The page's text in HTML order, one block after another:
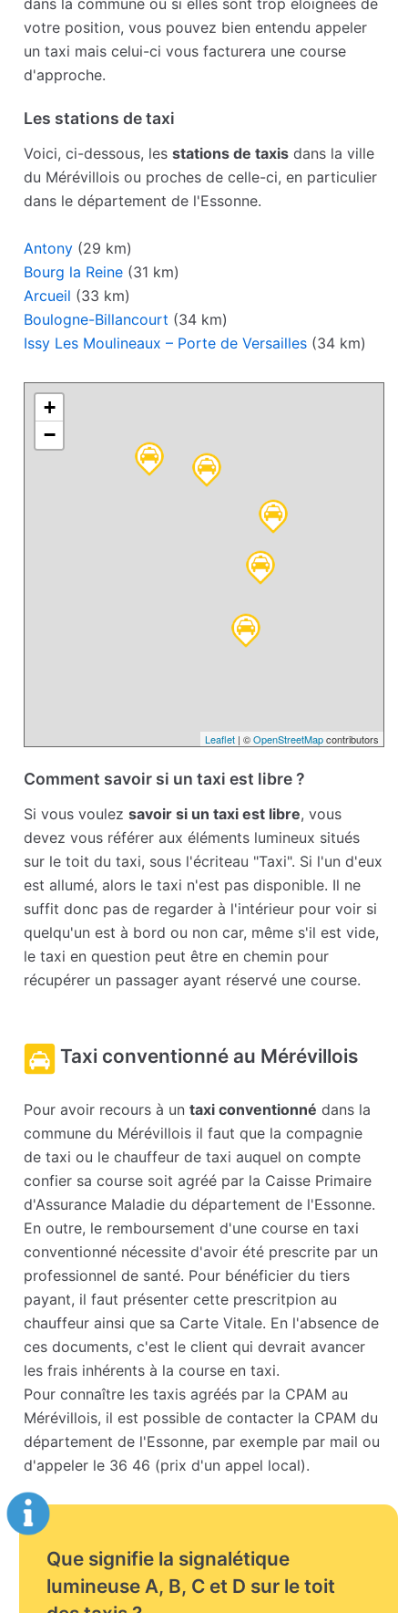
dans la commune ou si elles sont trop éloignées de
votre position, vous pouvez bien entendu appeler
un taxi mais celui-ci vous facturera une course
d'approche.
Les stations de taxi
Voici, ci-dessous, lesstations de taxis dans la ville
du Mérévillois ou proches de celle-ci, en particulier
dans le département de l'Essonne.
Antony (29 km)
Bourg la Reine (31 km)
Arcueil (33 km)
Boulogne-Billancourt (34 km)
Issy Les Moulineaux – Porte de Versailles (34 km)
+
−
Leaflet| ©OpenStreetMapcontributors
Comment savoir si un taxi est libre ?
Si vous voulezsavoir si un taxi est libre, vous
devez vous référer aux éléments lumineux situés
sur le toit du taxi, sous l'écriteau "Taxi". Si l'un d'eux
est allumé, alors le taxi n'est pas disponible. Il ne
suffit donc pas de regarder à l'intérieur pour voir si
quelqu'un est à bord ou non car, même s'il est vide,
le taxi en question peut être en chemin pour
récupérer un passager ayant réservé une course.
Taxi conventionné au Mérévillois
Pour avoir recours à untaxi conventionné dans la
commune du Mérévillois il faut que la compagnie
de taxi ou le chauffeur de taxi auquel on compte
confier sa course soit agréé par la Caisse Primaire
d'Assurance Maladie du département de l'Essonne.
En outre, le remboursement d'une course en taxi
conventionné nécessite d'avoir été prescrite par un
professionnel de santé. Pour bénéficier du tiers
payant, il faut présenter cette prescritpion au
chauffeur ainsi que sa Carte Vitale. En l'absence de
ces documents, c'est le client qui devrait avancer
les frais inhérents à la course en taxi.
Pour connaître les taxis agréés par la CPAM au
Mérévillois, il est possible de contacter la CPAM du
département de l'Essonne, par exemple par mail ou
d'appeler le 36 46 (prix d'un appel local).
Que signifie la signalétique
lumineuse A, B, C et D sur le toit